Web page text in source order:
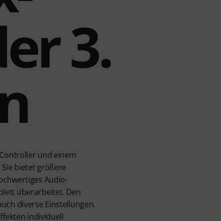
3.
und einem
bietet größere
Audio-
überarbeitet. Den
diverse Einstellungen.
individuell